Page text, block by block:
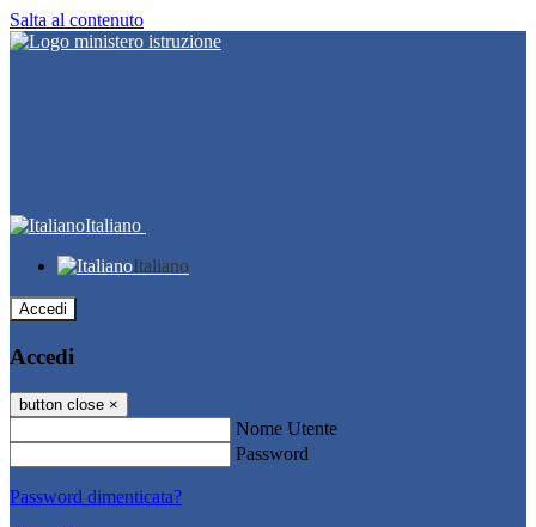
Salta al contenuto
Italiano
Italiano
Accedi
Accedi
button close ×
Nome Utente
Password
Password dimenticata?